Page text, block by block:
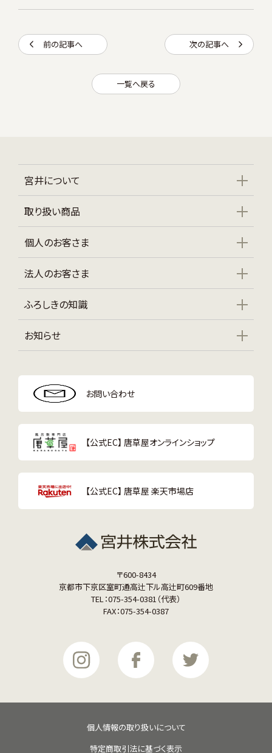
前の記事へ
一覧へ戻る
次の記事へ
宮井について
取り扱い商品
個人のお客さま
法人のお客さま
ふろしきの知識
お知らせ
お問い合わせ
【公式EC】 唐草屋オンラインショップ
【公式EC】 唐草屋 楽天市場店
〒600-8434
京都市下京区室町通高辻下ル高辻町609番地
TEL：075-354-0381（代表）
FAX：075-354-0387
個人情報の取り扱いについて
特定商取引法に基づく表示